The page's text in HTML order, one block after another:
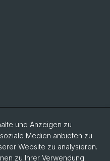
und Anzeigen zu
Medien anbieten zu
Website zu analysieren.
zu Ihrer Verwendung